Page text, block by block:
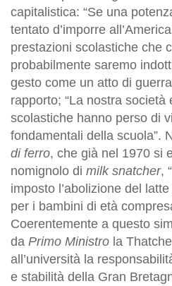
capitalistica: “Se una
tentato d’imporre
prestazioni scolastiche che
probabilmente saremo
gesto come un atto di
rapporto; “La nostra società
scolastiche hanno perso di
fondamentali della scuola”.
di ferro, che già nel 1970 si
nomignolo di milk snatcher,
imposto l’abolizione del
per i bambini di età
Coerentemente a questo
da Primo Ministro la
all’università la
e stabilità della Gran